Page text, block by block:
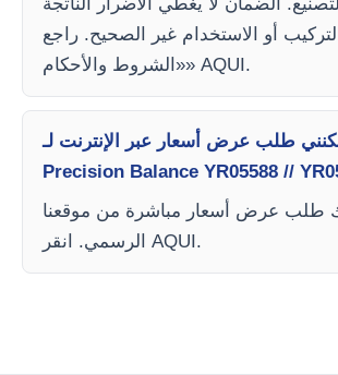
أو الاستخدام غير الصحيح. راجع
«الشروط والأحكام» AQUI.
طلب عرض أسعار عبر الإنترنت لـ
طلب عرض أسعار مباشرة من موقعنا
الرسمي. انقر AQUI.